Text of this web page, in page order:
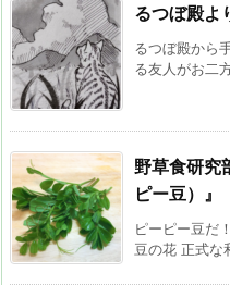
るつぼ殿よ
るつぼ殿から
る友人がお二
野草食研究
ピー豆）』
ピーピー豆だ
豆の花 正式な